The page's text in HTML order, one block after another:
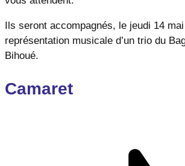
Ils seront accompagnés, le jeudi 14 mai
représentation musicale d’un trio du
Bihoué.
Camaret